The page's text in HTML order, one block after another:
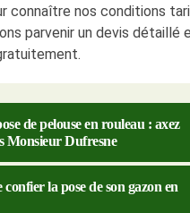
connaître nos conditions
parvenir un devis détaillé
de pelouse en rouleau : axez
Monsieur Dufresne
confier la pose de son gazon en